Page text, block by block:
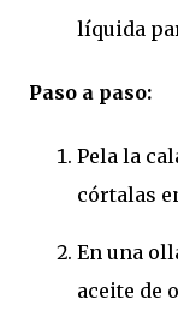
líquida
Paso a paso:
Pela la
córtalas
En una
aceite de